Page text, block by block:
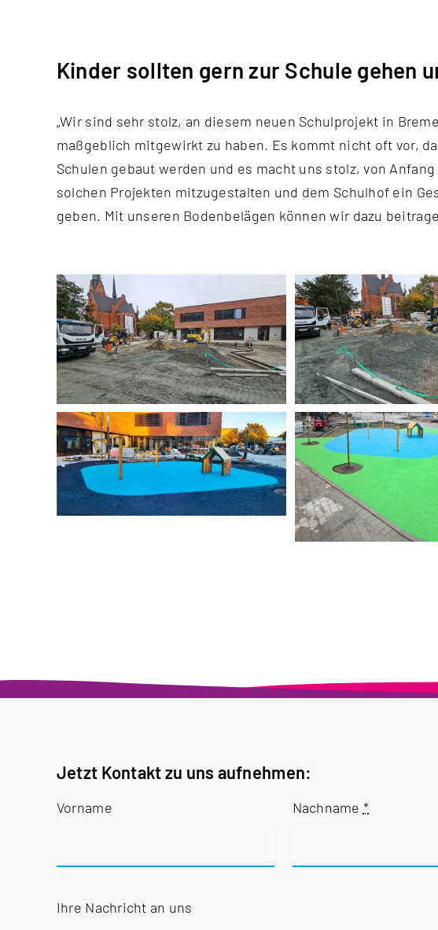
Kinder sollten gern zur Schule gehen
„Wir sind sehr stolz, an diesem neuen Schulprojekt in
maßgeblich mitgewirkt zu haben. Es kommt nicht oft vor,
Schulen gebaut werden und es macht uns stolz, von Anfang
solchen Projekten mitzugestalten und dem Schulhof ein
geben. Mit unseren Bodenbelägen können wir dazu
Kinder sich in ihrer Schule wohlfühlen und einen sicheren
Lernen und Spielen in der Pause haben. Das Ergebnis
Erwartungen übertroffen und ich freue mich über die tolle
Jetzt Kontakt zu uns aufnehmen:
Vorname Nachname *
Ihre Nachricht an uns